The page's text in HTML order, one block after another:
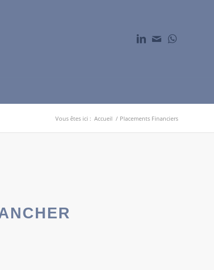
Vous êtes ici : Accueil / Placements Financiers